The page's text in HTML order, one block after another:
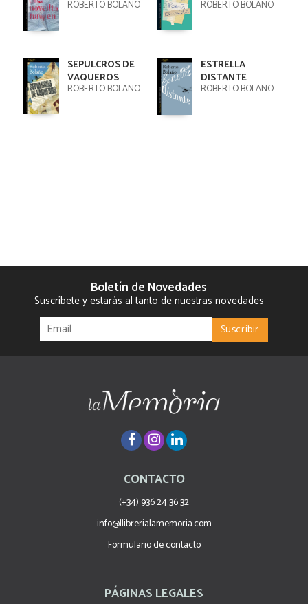
ROBERTO BOLAÑO ROBERTO BOLAÑO
SEPULCROS DE
VAQUEROS
ROBERTO BOLAÑO
ESTRELLA
DISTANTE
ROBERTO BOLAÑO
Boletín de Novedades
Suscríbete y estarás al tanto de nuestras novedades
CONTACTO
(+34) 936 24 36 32
info@llibrerialamemoria.com
Formulario de contacto
PÁGINAS LEGALES